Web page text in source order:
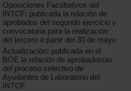
Oposiciones Facultativos del
INTCF: publicada la relación de
aprobados del segundo ejercicio y
convocatoria para la realización
del tercero a partir del 30 de mayo
Actualización: publicada en el
BOE la relación de aprobados/as
del proceso selectivo de
Ayudantes de Laboratorio del
INTCF